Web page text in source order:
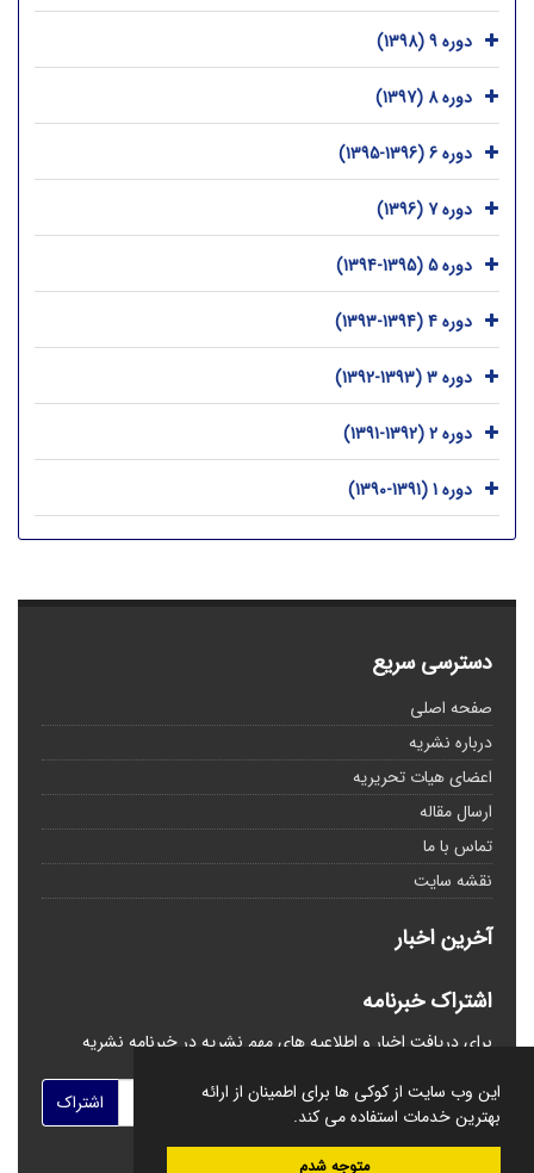
این وب سایت از کوکی ها برای اطمینان از ارائه
بهترین خدمات استفاده می کند.
متوجه شدم
دوره 9 (1398)
دوره 8 (1397)
دوره 6 (1396-1395)
دوره 7 (1396)
دوره 5 (1395-1394)
دوره 4 (1394-1393)
دوره 3 (1393-1392)
دوره 2 (1392-1391)
دوره 1 (1391-1390)
دسترسی سریع
صفحه اصلی
درباره نشریه
اعضای هیات تحریریه
ارسال مقاله
تماس با ما
نقشه سایت
آخرین اخبار
اشتراک خبرنامه
برای دریافت اخبار و اطلاعیه های مهم نشریه در خبرنامه نشریه
اشتراک